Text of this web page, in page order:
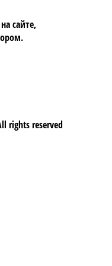
сайте,
rights reserved